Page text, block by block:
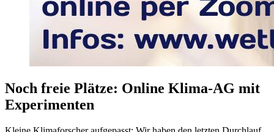
Noch freie Plätze: Online Klima-AG mit
Experimenten